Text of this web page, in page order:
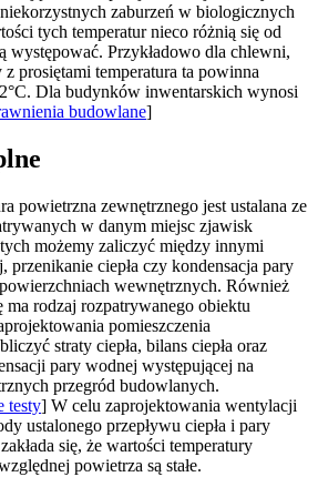
zaburzeń w biologicznych
tych temperatur nieco różnią się od
występować. Przykładowo dla chlewni,
prosiętami temperatura ta powinna
Dla budynków inwentarskich wynosi
budowlane]
powietrzna zewnętrznego jest ustalana ze
w danym miejsc zjawisk
możemy zaliczyć między innymi
przenikanie ciepła czy kondensacja pary
wewnętrznych. Również
ma rodzaj rozpatrywanego obiektu
pomieszczenia
straty ciepła, bilans ciepła oraz
pary wodnej występującej na
przegród budowlanych.
testy] W celu zaprojektowania wentylacji
ustalonego przepływu ciepła i pary
się, że wartości temperatury
powietrza są stałe.